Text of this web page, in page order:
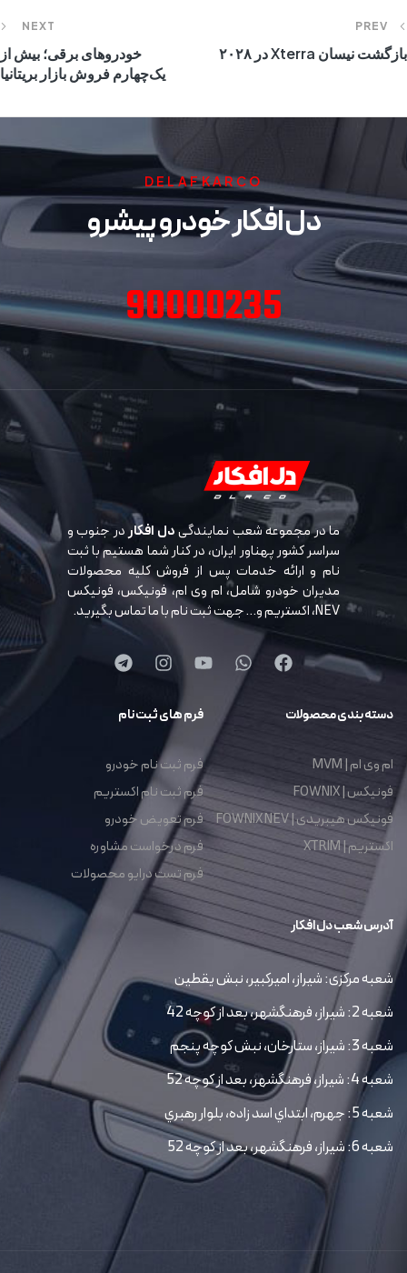
PREV
بازگشت نیسان Xterra در ۲۰۲۸
NEXT
خودروهای برقی؛ بیش از
یک‌چهارم فروش بازار بریتانیا
DELAFKARCO
دل افکار خودرو پیشرو
90000235
ما در مجموعه شعب نمایندگیدل افکاردر جنوب و
سراسر کشور پهناور ایران، در کنار شما هستیم با ثبت
نام و ارائه خدمات پس از فروش کلیه محصولات
مدیران خودرو شامل، ام وی ام، فونیکس، فونیکس
NEV، اکستریم و… جهت ثبت نام با ما تماس بگیرید.
دسته بندی محصولات
ام وی ام | MVM
فونیکس | FOWNIX
فونیکس هیبریدی | FOWNIX NEV
اکستریم | XTRIM
فرم های ثبت نام
فرم ثبت نام خودرو
فرم ثبت نام اکستریم
فرم تعویض خودرو
فرم درخواست مشاوره
فرم تست درایو محصولات
آدرس شعب دل افکار
شعبه مرکزی: شیراز، امیرکبیر، نبش یقطین
شعبه 2: شیراز، فرهنگشهر، بعد از کوچه 42
شعبه 3: شیراز، ستارخان، نبش کوچه پنجم
شعبه 4: شیراز، فرهنگشهر، بعد از کوچه 52
شعبه 5: جهرم، ابتداي اسد زاده، بلوار رهبري
شعبه 6: شیراز، فرهنگشهر، بعد از کوچه 52